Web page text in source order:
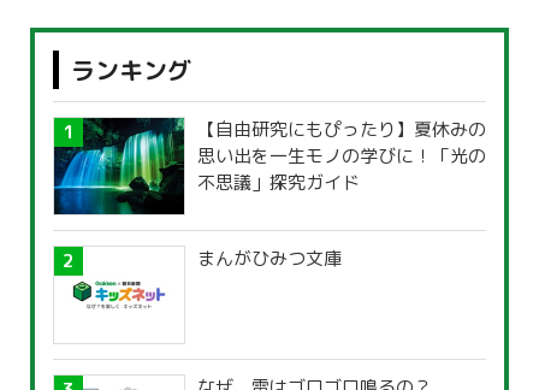
ランキング
【自由研究にもぴったり】夏休みの
思い出を一生モノの学びに！「光の
不思議」探究ガイド
まんがひみつ文庫